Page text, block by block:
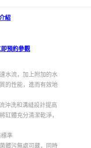
紹
預約參觀
水流，加上附加的水
的性能，進而有效地
沖洗和溝縫設計提高
缸體充分清潔乾淨，
準
髒污無處可藏，同時